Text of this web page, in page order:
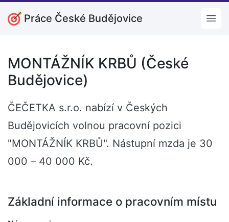
Práce České Budějovice
MONTÁŽNÍK KRBŮ (České
Budějovice)
ČEČETKA s.r.o. nabízí v Českých
Budějovicích volnou pracovní pozici
"MONTÁŽNÍK KRBŮ". Nástupní mzda je 30
000 – 40 000 Kč.
Základní informace o pracovním místu